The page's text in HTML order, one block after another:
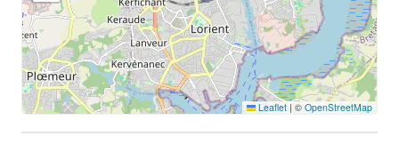
Leaflet | ©OpenStreetMap